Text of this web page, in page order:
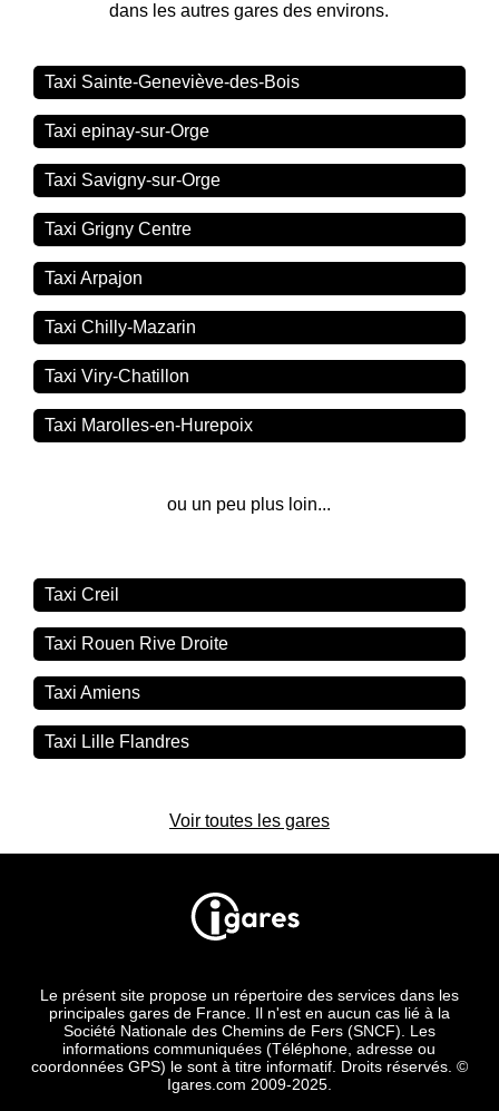
dans les autres gares des environs.
Taxi Sainte-Geneviève-des-Bois
Taxi epinay-sur-Orge
Taxi Savigny-sur-Orge
Taxi Grigny Centre
Taxi Arpajon
Taxi Chilly-Mazarin
Taxi Viry-Chatillon
Taxi Marolles-en-Hurepoix
ou un peu plus loin...
Taxi Creil
Taxi Rouen Rive Droite
Taxi Amiens
Taxi Lille Flandres
Voir toutes les gares
Le présent site propose un répertoire des services dans les
principales gares de France. Il n'est en aucun cas lié à la
Société Nationale des Chemins de Fers (SNCF). Les
informations communiquées (Téléphone, adresse ou
coordonnées GPS) le sont à titre informatif. Droits réservés. ©
Igares.com 2009-2025.